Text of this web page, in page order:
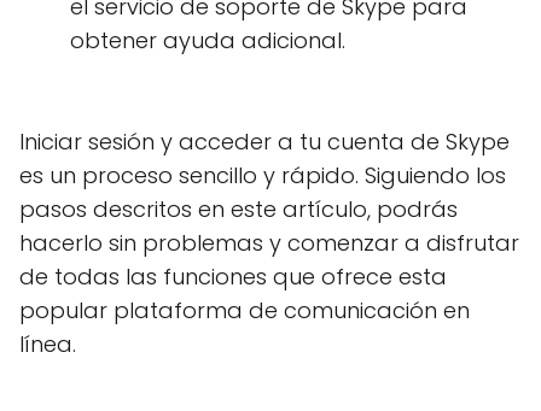
el servicio de soporte de Skype para
obtener ayuda adicional.
Iniciar sesión y acceder a tu cuenta de Skype
es un proceso sencillo y rápido. Siguiendo los
pasos descritos en este artículo, podrás
hacerlo sin problemas y comenzar a disfrutar
de todas las funciones que ofrece esta
popular plataforma de comunicación en
línea.